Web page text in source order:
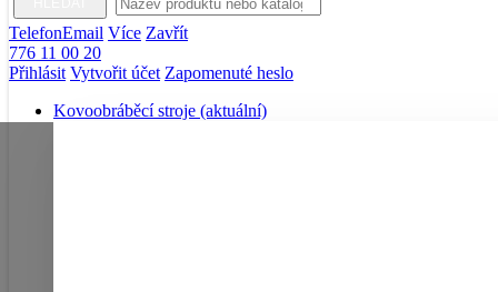
TelefonEmail Více Zavřít
776 11 00 20
Přihlásit Vytvořit účet Zapomenuté heslo
Kovoobráběcí stroje (aktuální)